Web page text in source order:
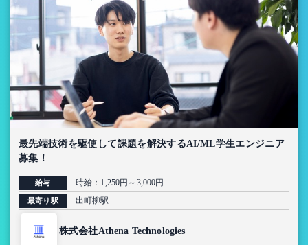
最先端技術を駆使して課題を解決するAI/ML学生エンジニア
募集！
給与 時給：1,250円～3,000円
最寄り駅 出町柳駅
株式会社Athena Technologies